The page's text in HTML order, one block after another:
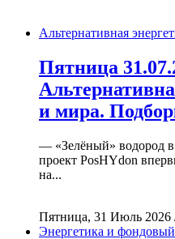
Альтернативная
Пятница
и мира.
— «Зелёный» водород
проект PosHYdon
на...
Пятница, 31 Июль 2026
Энергетика и